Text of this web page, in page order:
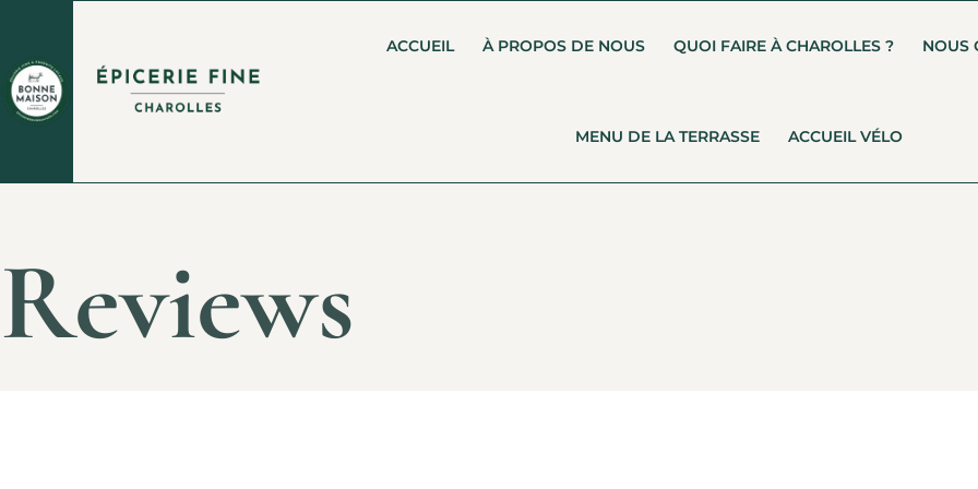
ACCUEIL À PROPOS DE NOUS QUOI FAIRE À CHAROLLES ? NOUS
MENU DE LA TERRASSE ACCUEIL VÉLO
Reviews